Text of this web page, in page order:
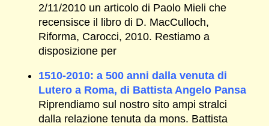
2/11/2010 un articolo di Paolo Mieli che
recensisce il libro di D. MacCulloch,
Riforma, Carocci, 2010. Restiamo a
disposizione per
1510-2010: a 500 anni dalla venuta di
Lutero a Roma, di Battista Angelo Pansa
Riprendiamo sul nostro sito ampi stralci
dalla relazione tenuta da mons. Battista